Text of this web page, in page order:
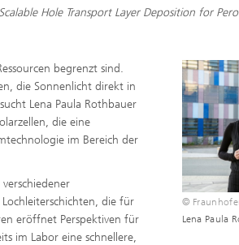
Hole Transport Layer Deposition for
begrenzt sind.
die Sonnenlicht direkt in
Lena Paula Rothbauer
die eine
im Bereich der
die für
eröffnet Perspektiven für
im Labor eine schnellere,
©
Lena Paula